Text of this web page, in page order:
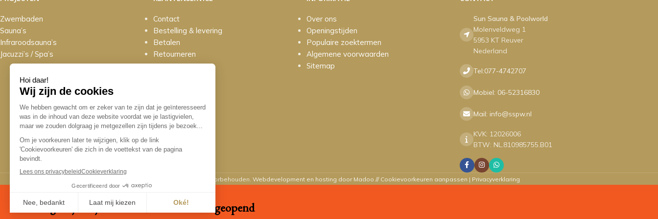
Zwembaden
Sauna’s
Infraroodsauna’s
Jacuzzi’s / Spa’s
Contact
Bestelling & levering
Betalen
Retourneren
Over ons
Openingstijden
Populaire zoektermen
Algemene voorwaarden
Sitemap
Sun Sauna & Poolworld
Molenveldweg 1
5953 KT Reuver
Nederland
Tel:077-4742707
Mobiel: 06-52316830
Mail: info@sspw.nl
KVK: 12026006
BTW: NL.810985755.B01
© 2026 Sun Sauna & Poolworld. Alle rechten voorbehouden. Webdevelopment en hosting door Madoo /// Cookievoorkeuren aanpassen | Privacyverklaring
Zaterdag's zijn wij van 10.00 t/m 16.00 uur geopend